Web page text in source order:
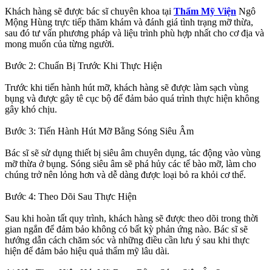
Khách hàng sẽ được bác sĩ chuyên khoa tại Thẩm Mỹ Viện Ngô
Mộng Hùng trực tiếp thăm khám và đánh giá tình trạng mỡ thừa,
sau đó tư vấn phương pháp và liệu trình phù hợp nhất cho cơ địa và
mong muốn của từng người.
Bước 2: Chuẩn Bị Trước Khi Thực Hiện
Trước khi tiến hành hút mỡ, khách hàng sẽ được làm sạch vùng
bụng và được gây tê cục bộ để đảm bảo quá trình thực hiện không
gây khó chịu.
Bước 3: Tiến Hành Hút Mỡ Bằng Sóng Siêu Âm
Bác sĩ sẽ sử dụng thiết bị siêu âm chuyên dụng, tác động vào vùng
mỡ thừa ở bụng. Sóng siêu âm sẽ phá hủy các tế bào mỡ, làm cho
chúng trở nên lỏng hơn và dễ dàng được loại bỏ ra khỏi cơ thể.
Bước 4: Theo Dõi Sau Thực Hiện
Sau khi hoàn tất quy trình, khách hàng sẽ được theo dõi trong thời
gian ngắn để đảm bảo không có bất kỳ phản ứng nào. Bác sĩ sẽ
hướng dẫn cách chăm sóc và những điều cần lưu ý sau khi thực
hiện để đảm bảo hiệu quả thẩm mỹ lâu dài.